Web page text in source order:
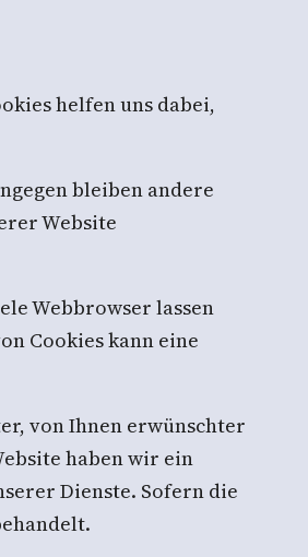
helfen uns dabei,
bleiben andere
Website
Webbrowser lassen
Cookies kann eine
von Ihnen erwünschter
haben wir ein
Dienste. Sofern die